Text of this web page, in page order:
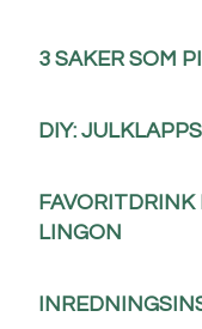
3 SAKER SOM
DIY:
FAVORITDRINK
LINGON